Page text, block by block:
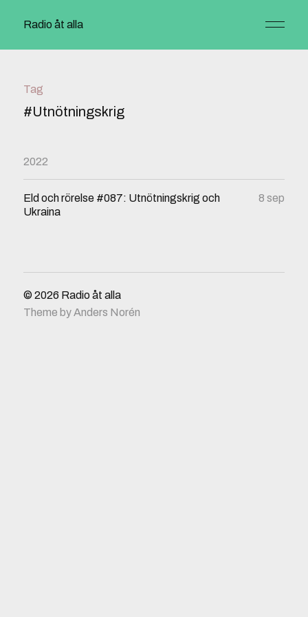
Radio åt alla
Tag
#Utnötningskrig
2022
Eld och rörelse #087: Utnötningskrig och
Ukraina
8 sep
© 2026 Radio åt alla
Theme byAnders Norén